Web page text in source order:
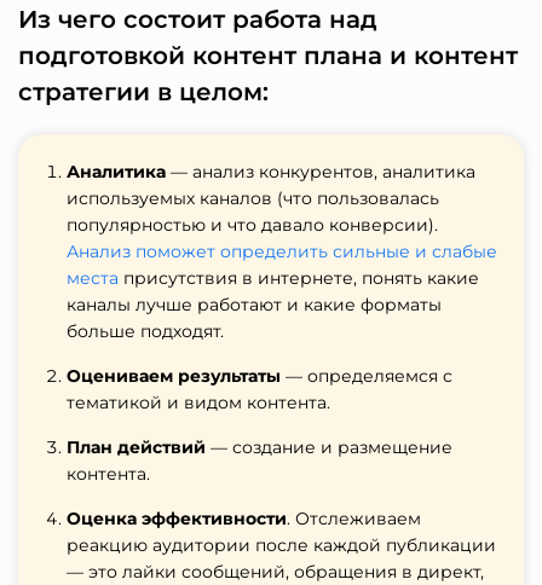
Из чего состоит работа над
подготовкой контент плана и контент
стратегии в целом:
Аналитика — анализ конкурентов, аналитика
используемых каналов (что пользовалась
популярностью и что давало конверсии).
Анализ поможет определить сильные и слабые
места присутствия в интернете, понять какие
каналы лучше работают и какие форматы
больше подходят.
Оцениваем результаты — определяемся с
тематикой и видом контента.
План действий — создание и размещение
контента.
Оценка эффективности. Отслеживаем
реакцию аудитории после каждой публикации
— это лайки сообщений, обращения в директ,